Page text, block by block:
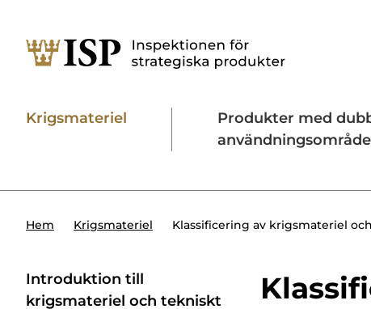
Utländska direktinvesteringar
Krigsmateriel
Produkter med
Hem Krigsmateriel Klassificering av krigsmateriel
Introduktion till
krigsmateriel och tekniskt